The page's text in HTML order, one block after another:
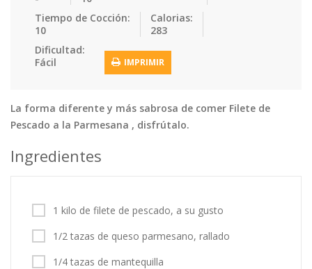
Sandwiches Snacks
Vegetales
Vegetarian…
Recetas
Tips y Trucos
Contáctanos
Tiempo de Cocción:
10
Calorias:
283
Dificultad:
Fácil
IMPRIMIR
La forma diferente y más sabrosa de comer Filete de
Pescado a la Parmesana , disfrútalo.
Ingredientes
1 kilo de filete de pescado, a su gusto
1/2 tazas de queso parmesano, rallado
1/4 tazas de mantequilla